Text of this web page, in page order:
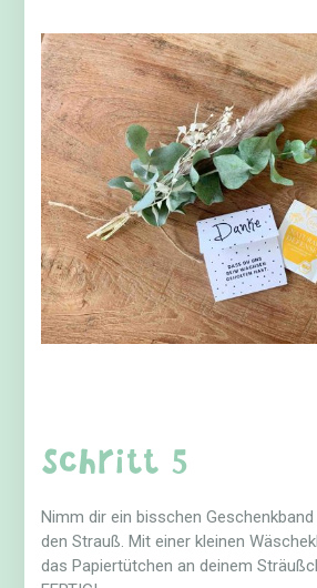
Schritt 5
Nimm dir ein bisschen
den Strauß. Mit einer kleinen
das Papiertütchen an deinem